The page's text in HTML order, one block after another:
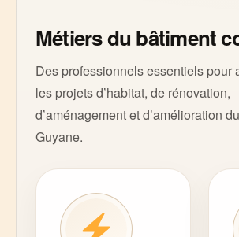
Métiers du bâtiment
Des professionnels essentiels pour
les projets d’habitat, de rénovation,
d’aménagement et d’amélioration
Guyane.